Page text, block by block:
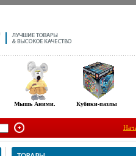
Мышь Аними. Кубики-пазлы